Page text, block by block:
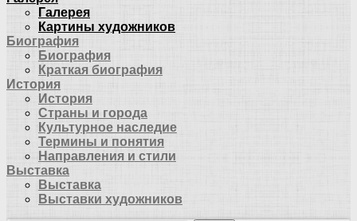
Галерея
Картины художников
Биография
Биография
Краткая биография
История
История
Страны и города
Культурное наследие
Термины и понятия
Направления и стили
Выставка
Выставка
Выставки художников